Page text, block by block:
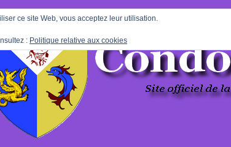
ce site Web, vous acceptez leur utilisation.
: Politique relative aux cookies